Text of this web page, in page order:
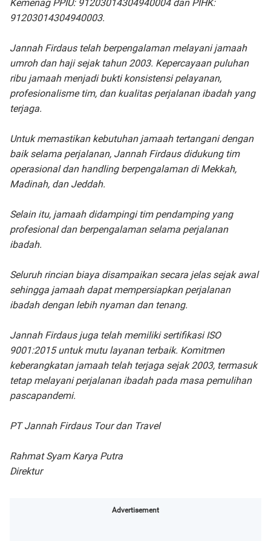
Kemenag PPIU: 91203014304940004 dan PIHK:
91203014304940003.
Jannah Firdaus telah berpengalaman melayani jamaah
umroh dan haji sejak tahun 2003. Kepercayaan puluhan
ribu jamaah menjadi bukti konsistensi pelayanan,
profesionalisme tim, dan kualitas perjalanan ibadah yang
terjaga.
Untuk memastikan kebutuhan jamaah tertangani dengan
baik selama perjalanan, Jannah Firdaus didukung tim
operasional dan handling berpengalaman di Mekkah,
Madinah, dan Jeddah.
Selain itu, jamaah didampingi tim pendamping yang
profesional dan berpengalaman selama perjalanan
ibadah.
Seluruh rincian biaya disampaikan secara jelas sejak awal
sehingga jamaah dapat mempersiapkan perjalanan
ibadah dengan lebih nyaman dan tenang.
Jannah Firdaus juga telah memiliki sertifikasi ISO
9001:2015 untuk mutu layanan terbaik. Komitmen
keberangkatan jamaah telah terjaga sejak 2003, termasuk
tetap melayani perjalanan ibadah pada masa pemulihan
pascapandemi.
PT Jannah Firdaus Tour dan Travel
Rahmat Syam Karya Putra
Direktur
Advertisement